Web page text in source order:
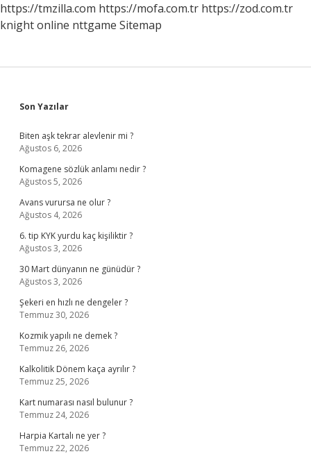
https://tmzilla.com https://mofa.com.tr https://zod.com.tr
knight online nttgame Sitemap
Sidebar
Son Yazılar
Biten aşk tekrar alevlenir mi ?
Ağustos 6, 2026
Komagene sözlük anlamı nedir ?
Ağustos 5, 2026
Avans vurursa ne olur ?
Ağustos 4, 2026
6. tip KYK yurdu kaç kişiliktir ?
Ağustos 3, 2026
30 Mart dünyanın ne günüdür ?
Ağustos 3, 2026
Şekeri en hızlı ne dengeler ?
Temmuz 30, 2026
Kozmik yapılı ne demek ?
Temmuz 26, 2026
Kalkolitik Dönem kaça ayrılır ?
Temmuz 25, 2026
Kart numarası nasıl bulunur ?
Temmuz 24, 2026
Harpia Kartalı ne yer ?
Temmuz 22, 2026